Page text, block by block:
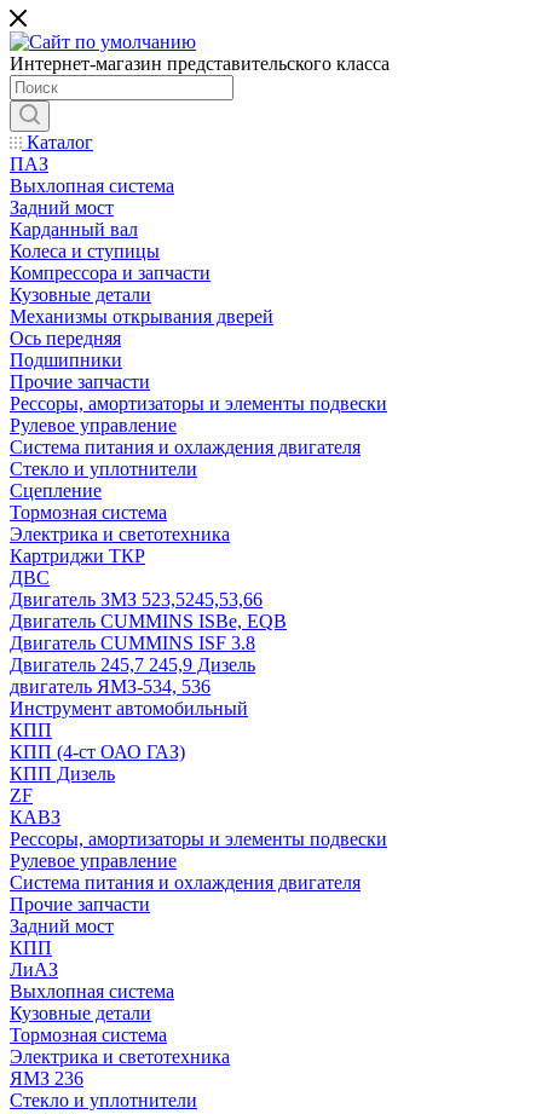
Интернет-магазин представительского класса
Каталог
ПАЗ
Выхлопная система
Задний мост
Карданный вал
Колеса и ступицы
Компрессора и запчасти
Кузовные детали
Механизмы открывания дверей
Ось передняя
Подшипники
Прочие запчасти
Рессоры, амортизаторы и элементы подвески
Рулевое управление
Система питания и охлаждения двигателя
Стекло и уплотнители
Сцепление
Тормозная система
Электрика и светотехника
Картриджи ТКР
ДВС
Двигатель ЗМЗ 523,5245,53,66
Двигатель CUMMINS ISBe, EQB
Двигатель CUMMINS ISF 3.8
Двигатель 245,7 245,9 Дизель
двигатель ЯМЗ-534, 536
Инструмент автомобильный
КПП
КПП (4-ст ОАО ГАЗ)
КПП Дизель
ZF
КАВЗ
Рессоры, амортизаторы и элементы подвески
Рулевое управление
Система питания и охлаждения двигателя
Прочие запчасти
Задний мост
КПП
ЛиАЗ
Выхлопная система
Кузовные детали
Тормозная система
Электрика и светотехника
ЯМЗ 236
Стекло и уплотнители